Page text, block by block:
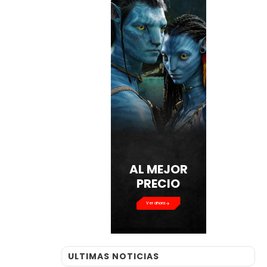
AL MEJOR
PRECIO
Ver ahora
ULTIMAS NOTICIAS